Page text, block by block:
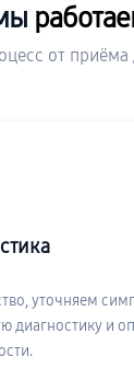
от приёма
уточняем
диагностику и